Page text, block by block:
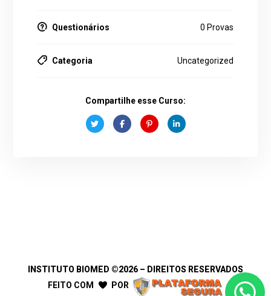
Questionários 0 Provas
Categoria Uncategorized
Compartilhe esse Curso:
INSTITUTO BIOMED ©2026 – DIREITOS RESERVADOS
FEITO COM
POR